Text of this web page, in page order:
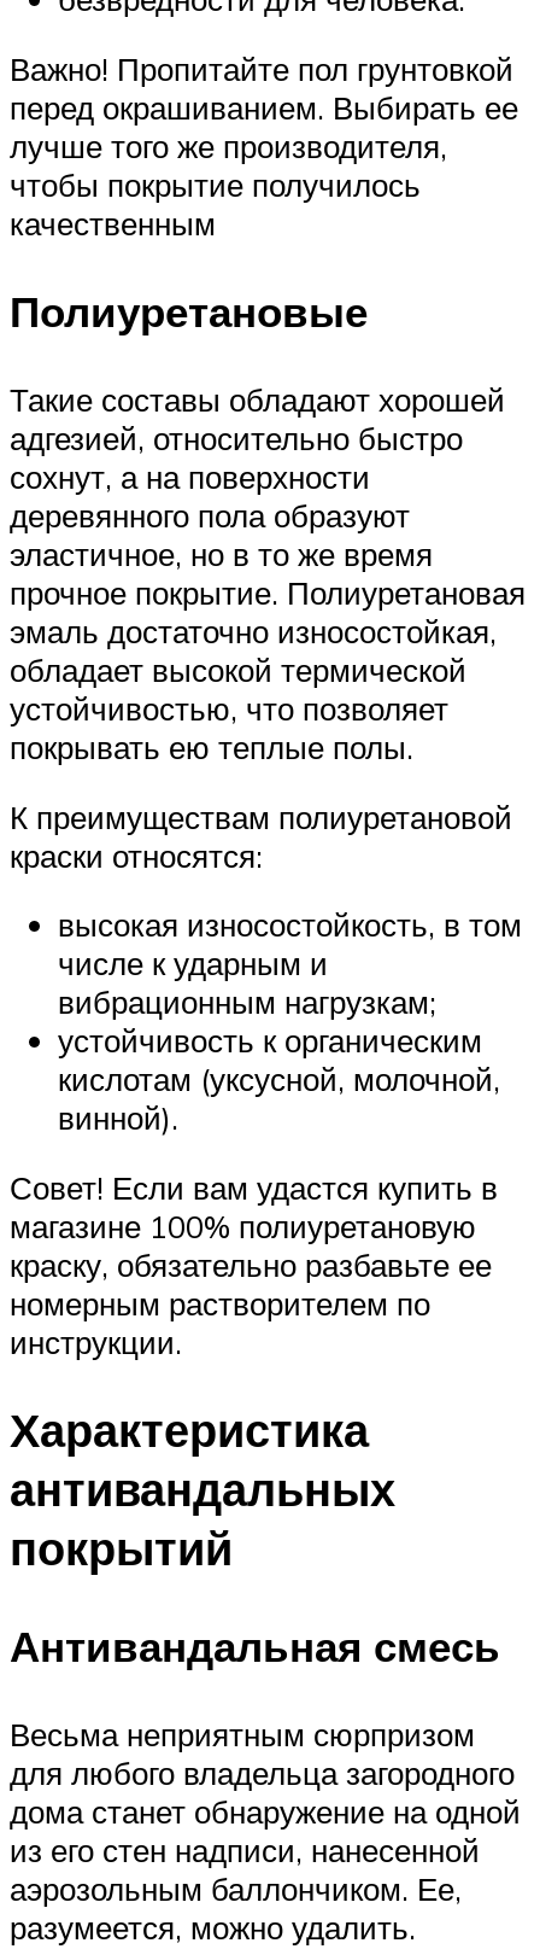
Важно! Пропитайте пол грунтовкой
перед окрашиванием. Выбирать ее
лучше того же производителя,
чтобы покрытие получилось
качественным
Полиуретановые
Такие составы обладают хорошей
адгезией, относительно быстро
сохнут, а на поверхности
деревянного пола образуют
эластичное, но в то же время
прочное покрытие. Полиуретановая
эмаль достаточно износостойкая,
обладает высокой термической
устойчивостью, что позволяет
покрывать ею теплые полы.
К преимуществам полиуретановой
краски относятся:
высокая износостойкость, в том
числе к ударным и
вибрационным нагрузкам;
устойчивость к органическим
кислотам (уксусной, молочной,
винной).
Совет! Если вам удастся купить в
магазине 100% полиуретановую
краску, обязательно разбавьте ее
номерным растворителем по
инструкции.
Характеристика
антивандальных
покрытий
Антивандальная смесь
Весьма неприятным сюрпризом
для любого владельца загородного
дома станет обнаружение на одной
из его стен надписи, нанесенной
аэрозольным баллончиком. Ее,
разумеется, можно удалить.